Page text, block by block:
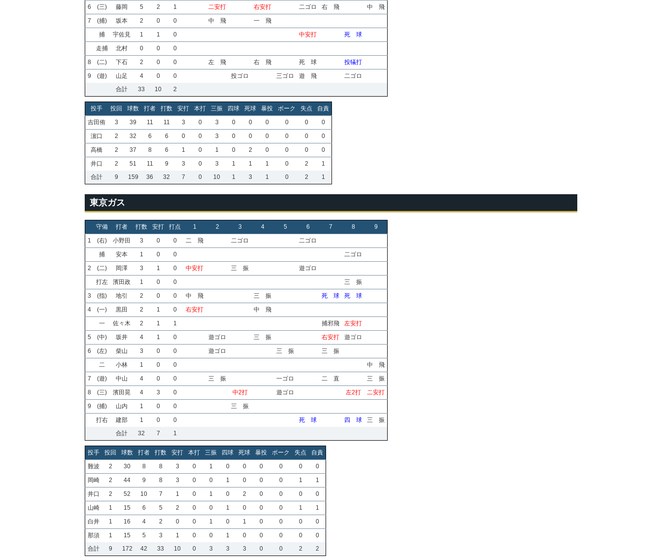
6
(三) 藤岡 5 2 1 二安打 右安打 二ゴロ 右 飛
中 飛
7
(捕) 坂本 2 0 0 中 飛
一 飛
捕
宇佐見 1 1 0 中安打
死 球
走捕
北村 0 0
0
8
(二) 下石 2 0 0 左 飛 右 飛 死 球
投犠打
9
(遊) 山足 4 0 0 投ゴロ 三ゴロ 遊 飛
二ゴロ
合計
33 10 2
投手 投回 球数 打者 打数 安打 本打 三振 四球 死球 暴投 ボーク 失点
自責
吉田侑
3 39 11 11 3 0 3 0 0 0 0 0
0
濵口
2 32 6 6 0 0 3 0 0 0 0 0
0
高橋
2 37 8 6 1 0 1 0 2 0 0 0
0
井口
2 51 11 9 3 0 3 1 1 1 0 2
1
合計
9 159 36 32 7 0 10 1 3 1 0 2 1
東京ガス
守備 打者 打数 安打 打点 1 2 3 4 5 6 7 8
9
1
(右) 小野田 3 0 0 二 飛 二ゴロ
二ゴロ
捕
安本 1 0 0
二ゴロ
2
(二) 岡澤 3 1 0 中安打 三 振
遊ゴロ
打左
濱田政 1 0 0
三 振
3
(指) 地引 2 0 0 中 飛 三 振 死 球
死 球
4
(一) 黒田 2 1 0 右安打
中 飛
一
佐々木 2 1 1 捕邪飛
左安打
5
(中) 坂井 4 1 0 遊ゴロ 三 振 右安打
遊ゴロ
6
(左) 柴山 3 0 0 遊ゴロ 三 振
三 振
二
小林 1 0 0
中 飛
7
(遊) 中山 4 0 0 三 振 一ゴロ 二 直
三 振
8
(三) 濱田晃 4 3 0 中2打 遊ゴロ 左2打
二安打
9
(捕) 山内 1 0 0
三 振
打右
建部 1 0 0 死 球 四 球
三 振
合計
32 7 1
投手 投回 球数 打者 打数 安打 本打 三振 四球 死球 暴投 ボーク 失点
自責
難波
2 30 8 8 3 0 1 0 0 0 0 0
0
岡崎
2 44 9 8 3 0 0 1 0 0 0 1
1
井口
2 52 10 7 1 0 1 0 2 0 0 0
0
山崎
1 15 6 5 2 0 0 1 0 0 0 1
1
白井
1 16 4 2 0 0 1 0 1 0 0 0
0
那須
1 15 5 3 1 0 0 1 0 0 0 0
0
合計
9 172 42 33 10 0 3 3 3 0 0 2 2